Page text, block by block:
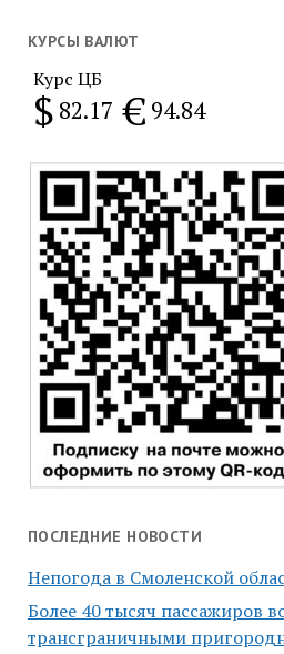
месяц
КУРСЫ ВАЛЮТ
Курс ЦБ
$ 82.17 € 94.84
ПОСЛЕДНИЕ НОВОСТИ
Непогода в Смоленской
Более 40 тысяч пассажиров
трансграничными